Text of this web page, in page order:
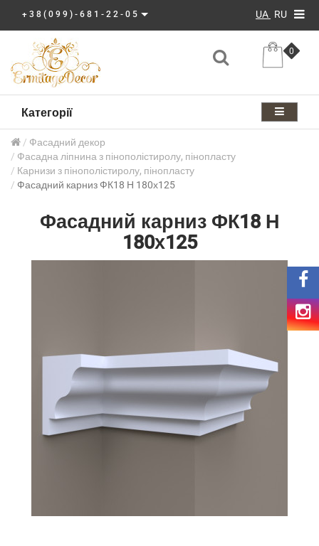
+38(099)-681-22-05 UA RU
0
Категорії
Фасадний декор
Фасадна ліпнина з пінополістиролу, пінопласту
Карнизи з пінополістиролу, пінопласту
Фасадний карниз ФК18 Н 180х125
Фасадний карниз ФК18 Н
180х125